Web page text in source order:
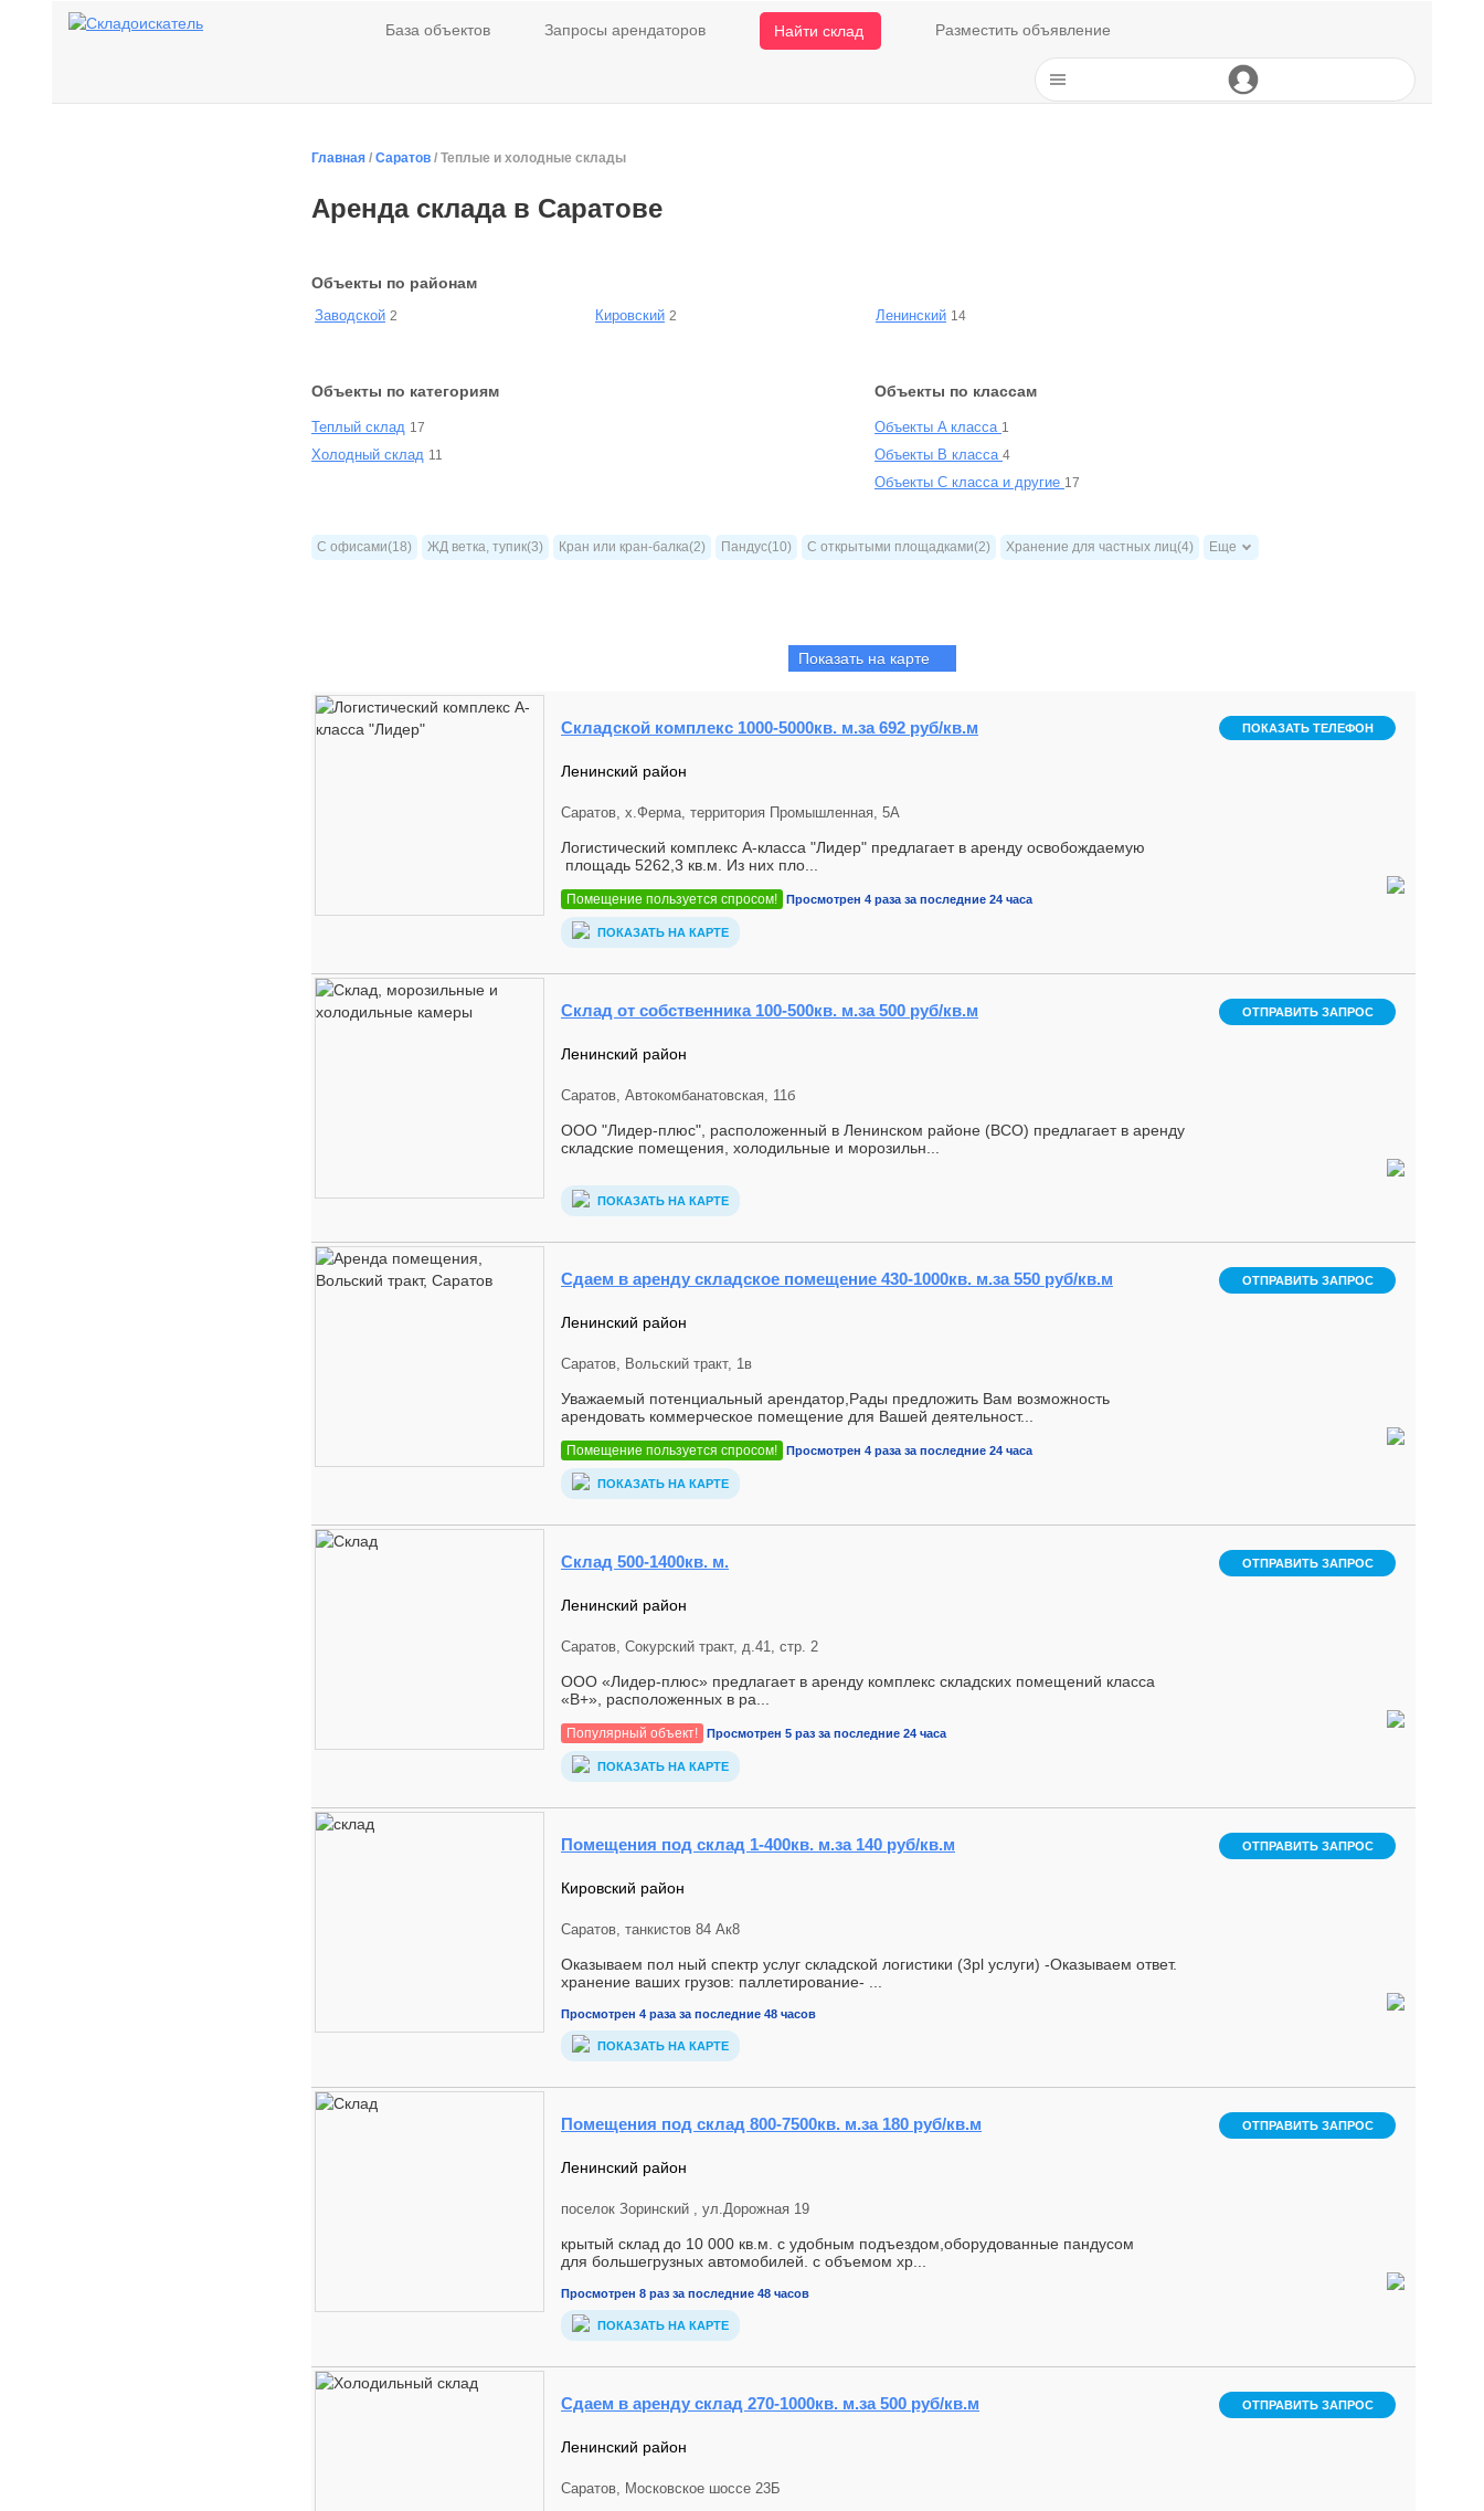
База объектов Запросы арендаторов Найти склад Разместить объявление
Главная / Саратов / Теплые и холодные склады
Аренда склада в Саратове
Объекты по районам
Заводской 2 Кировский 2 Ленинский 14
Объекты по категориям
Теплый склад 17
Холодный склад 11
Объекты по классам
Объекты A класса 1
Объекты B класса 4
Объекты С класса и другие 17
С офисами(18) ЖД ветка, тупик(3) Кран или кран-балка(2) Пандус(10) С открытыми площадками(2) Хранение для частных лиц(4) Еще
Показать на карте
Складской комплекс 1000-5000кв. м.за 692 руб/кв.м
Ленинский район
Саратов, х.Ферма, территория Промышленная, 5А
Логистический комплекс А-класса "Лидер" предлагает в аренду освобождаемую
площадь 5262,3 кв.м. Из них пло...
ПОКАЗАТЬ ТЕЛЕФОН
Помещение пользуется спросом! Просмотрен 4 раза за последние 24 часа
ПОКАЗАТЬ НА КАРТЕ
Склад от собственника 100-500кв. м.за 500 руб/кв.м
Ленинский район
Саратов, Автокомбанатовская, 11б
ООО "Лидер-плюс", расположенный в Ленинском районе (ВСО) предлагает в аренду
складские помещения, холодильные и морозильн...
ОТПРАВИТЬ ЗАПРОС
ПОКАЗАТЬ НА КАРТЕ
Сдаем в аренду складское помещение 430-1000кв. м.за 550 руб/кв.м
Ленинский район
Саратов, Вольский тракт, 1в
Уважаемый потенциальный арендатор,Рады предложить Вам возможность
арендовать коммерческое помещение для Вашей деятельност...
ОТПРАВИТЬ ЗАПРОС
Помещение пользуется спросом! Просмотрен 4 раза за последние 24 часа
ПОКАЗАТЬ НА КАРТЕ
Cклад 500-1400кв. м.
Ленинский район
Саратов, Сокурский тракт, д.41, стр. 2
ООО «Лидер-плюс» предлагает в аренду комплекс складских помещений класса
«В+», расположенных в ра...
ОТПРАВИТЬ ЗАПРОС
Популярный объект! Просмотрен 5 раз за последние 24 часа
ПОКАЗАТЬ НА КАРТЕ
Помещения под склад 1-400кв. м.за 140 руб/кв.м
Кировский район
Саратов, танкистов 84 Ак8
Оказываем пол ный спектр услуг складской логистики (3pl услуги) -Оказываем ответ.
хранение ваших грузов: паллетирование- ...
ОТПРАВИТЬ ЗАПРОС
Просмотрен 4 раза за последние 48 часов
ПОКАЗАТЬ НА КАРТЕ
Помещения под склад 800-7500кв. м.за 180 руб/кв.м
Ленинский район
поселок Зоринский , ул.Дорожная 19
крытый склад до 10 000 кв.м. с удобным подъездом,оборудованные пандусом
для большегрузных автомобилей. с объемом хр...
ОТПРАВИТЬ ЗАПРОС
Просмотрен 8 раз за последние 48 часов
ПОКАЗАТЬ НА КАРТЕ
Cдаем в аренду склад 270-1000кв. м.за 500 руб/кв.м
Ленинский район
Саратов, Московское шоссе 23Б
ОТПРАВИТЬ ЗАПРОС